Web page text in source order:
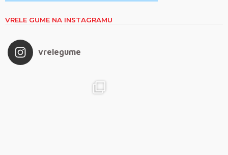
VRELE GUME NA INSTAGRAMU
vrelegume